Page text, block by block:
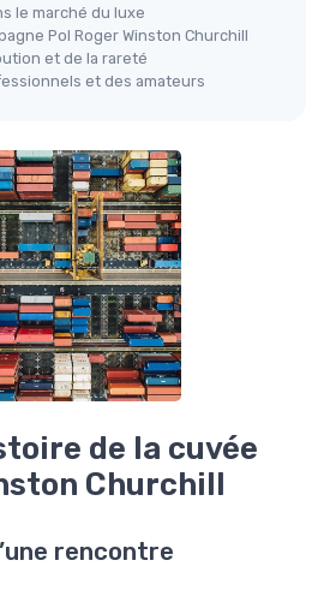
le marché du luxe
Pol Roger Winston Churchill
et de la rareté
et des amateurs
de la cuvée
Churchill
rencontre